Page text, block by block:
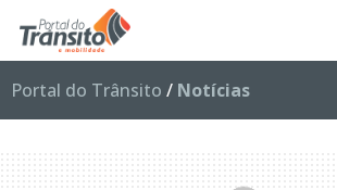
Portal do Trânsito / Notícias